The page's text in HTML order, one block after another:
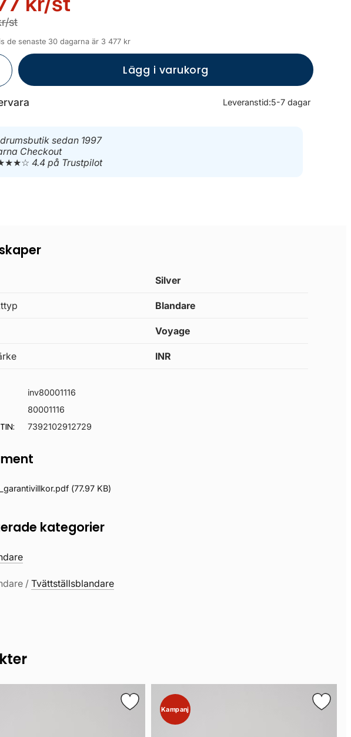
st
de senaste 30 dagarna är 3 477 kr
Lägg i varukorg
Leveranstid:5-7 dagar
sedan 1997
Checkout
4.4 på Trustpilot
Silver
Blandare
Voyage
INR
inv80001116
80001116
7392102912729
(77.97 KB)
kategorier
/Tvättställsblandare
Kampanj